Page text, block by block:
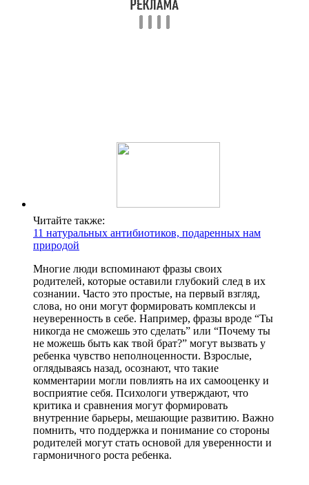
Читайте также:
11 натуральных антибиотиков, подаренных нам
природой
Многие люди вспоминают фразы своих
родителей, которые оставили глубокий след в их
сознании. Часто это простые, на первый взгляд,
слова, но они могут формировать комплексы и
неуверенность в себе. Например, фразы вроде “Ты
никогда не сможешь это сделать” или “Почему ты
не можешь быть как твой брат?” могут вызвать у
ребенка чувство неполноценности. Взрослые,
оглядываясь назад, осознают, что такие
комментарии могли повлиять на их самооценку и
восприятие себя. Психологи утверждают, что
критика и сравнения могут формировать
внутренние барьеры, мешающие развитию. Важно
помнить, что поддержка и понимание со стороны
родителей могут стать основой для уверенности и
гармоничного роста ребенка.